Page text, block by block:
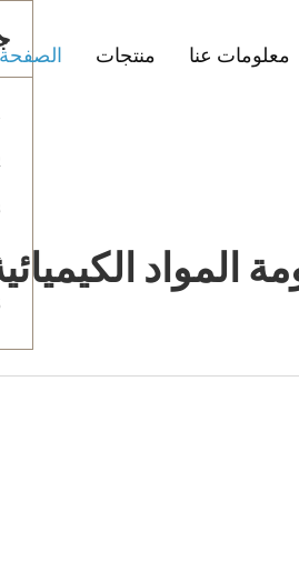
منتجات معلومات عنا